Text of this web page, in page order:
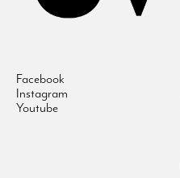
Facebook
Instagram
Youtube